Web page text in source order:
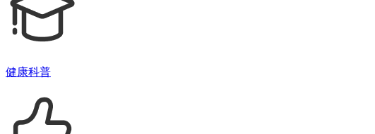
健康科普